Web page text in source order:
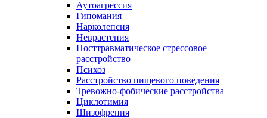
Аутоагрессия
Гипомания
Нарколепсия
Неврастения
Посттравматическое стрессовое
расстройство
Психоз
Расстройство пищевого поведения
Тревожно-фобические расстройства
Циклотимия
Шизофрения